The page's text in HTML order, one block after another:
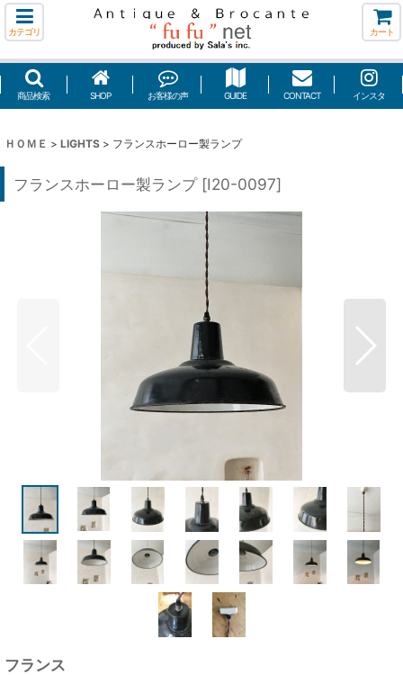
カテゴリ カート
商品検索 SHOP お客様の声 GUIDE CONTACT インスタ
ＨＯＭＥ > LIGHTS > フランスホーロー製ランプ
フランスホーロー製ランプ [I20-0097]
フランス